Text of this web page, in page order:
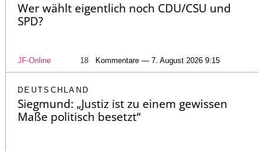
Wer wählt eigentlich noch CDU/CSU und
SPD?
JF-Online 18 Kommentare — 7. August 2026 9:15
DEUTSCHLAND
Siegmund: „Justiz ist zu einem gewissen
Maße politisch besetzt“